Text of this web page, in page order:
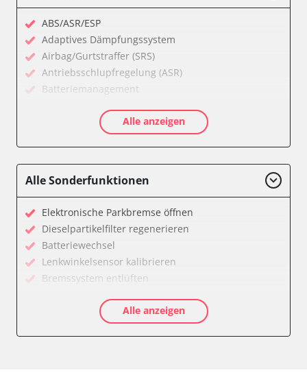
ABS/ASR/ESP
Adaptives Dämpfungssystem
Airbag/Gurtstraffer (SRS)
Antriebsschlupfregelung (ASR)
Batteriemanagement
Diagnoseschnittstelle (EOBD/OBDII)
Diebstahlwarnanlage
Fahrzeug Stabilitätskontrolle (VSC)
Feststellbremse (EPB / SBC)
Getriebesteuerung
Gurtkontrollleuchten
Informationsanzeige
Informationsanzeige Armaturenbrett
Informationsanzeige vorne (FDIM)
Karosseriesteuerung
Klimaanlage
Alle anzeigen
Alle Sonderfunktionen
Elektronische Parkbremse öffnen
Dieselpartikelfilter regenerieren
Batteriewechsel
Lenkwinkelsensor kalibrieren
Bremssystem entlüften
AGR Ventil anlernen
Luftmassenmesser anlernen
Alle anzeigen